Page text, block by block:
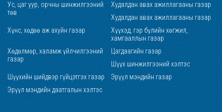
Ус, цаг уур, орчны шинжилгээний
төв
Худалдан авах ажиллагааны газар
Худалдан авах ажиллагааны газар
Хүнс, хөдөө аж ахуйн газар
Хүүхэд, гэр бүлийн хөгжил,
хамгааллын газар
Хөдөлмөр, халамж үйлчилгээний
газар
Цагдаагийн газар
Шүүх шинжилгээний хэлтэс
Шүүхийн шийдвэр гүйцэтгэх газар
Эрүүл мэндийн газар
Эрүүл мэндийн даатгалын хэлтэс